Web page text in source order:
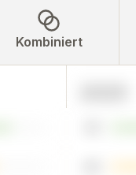
Kombiniert